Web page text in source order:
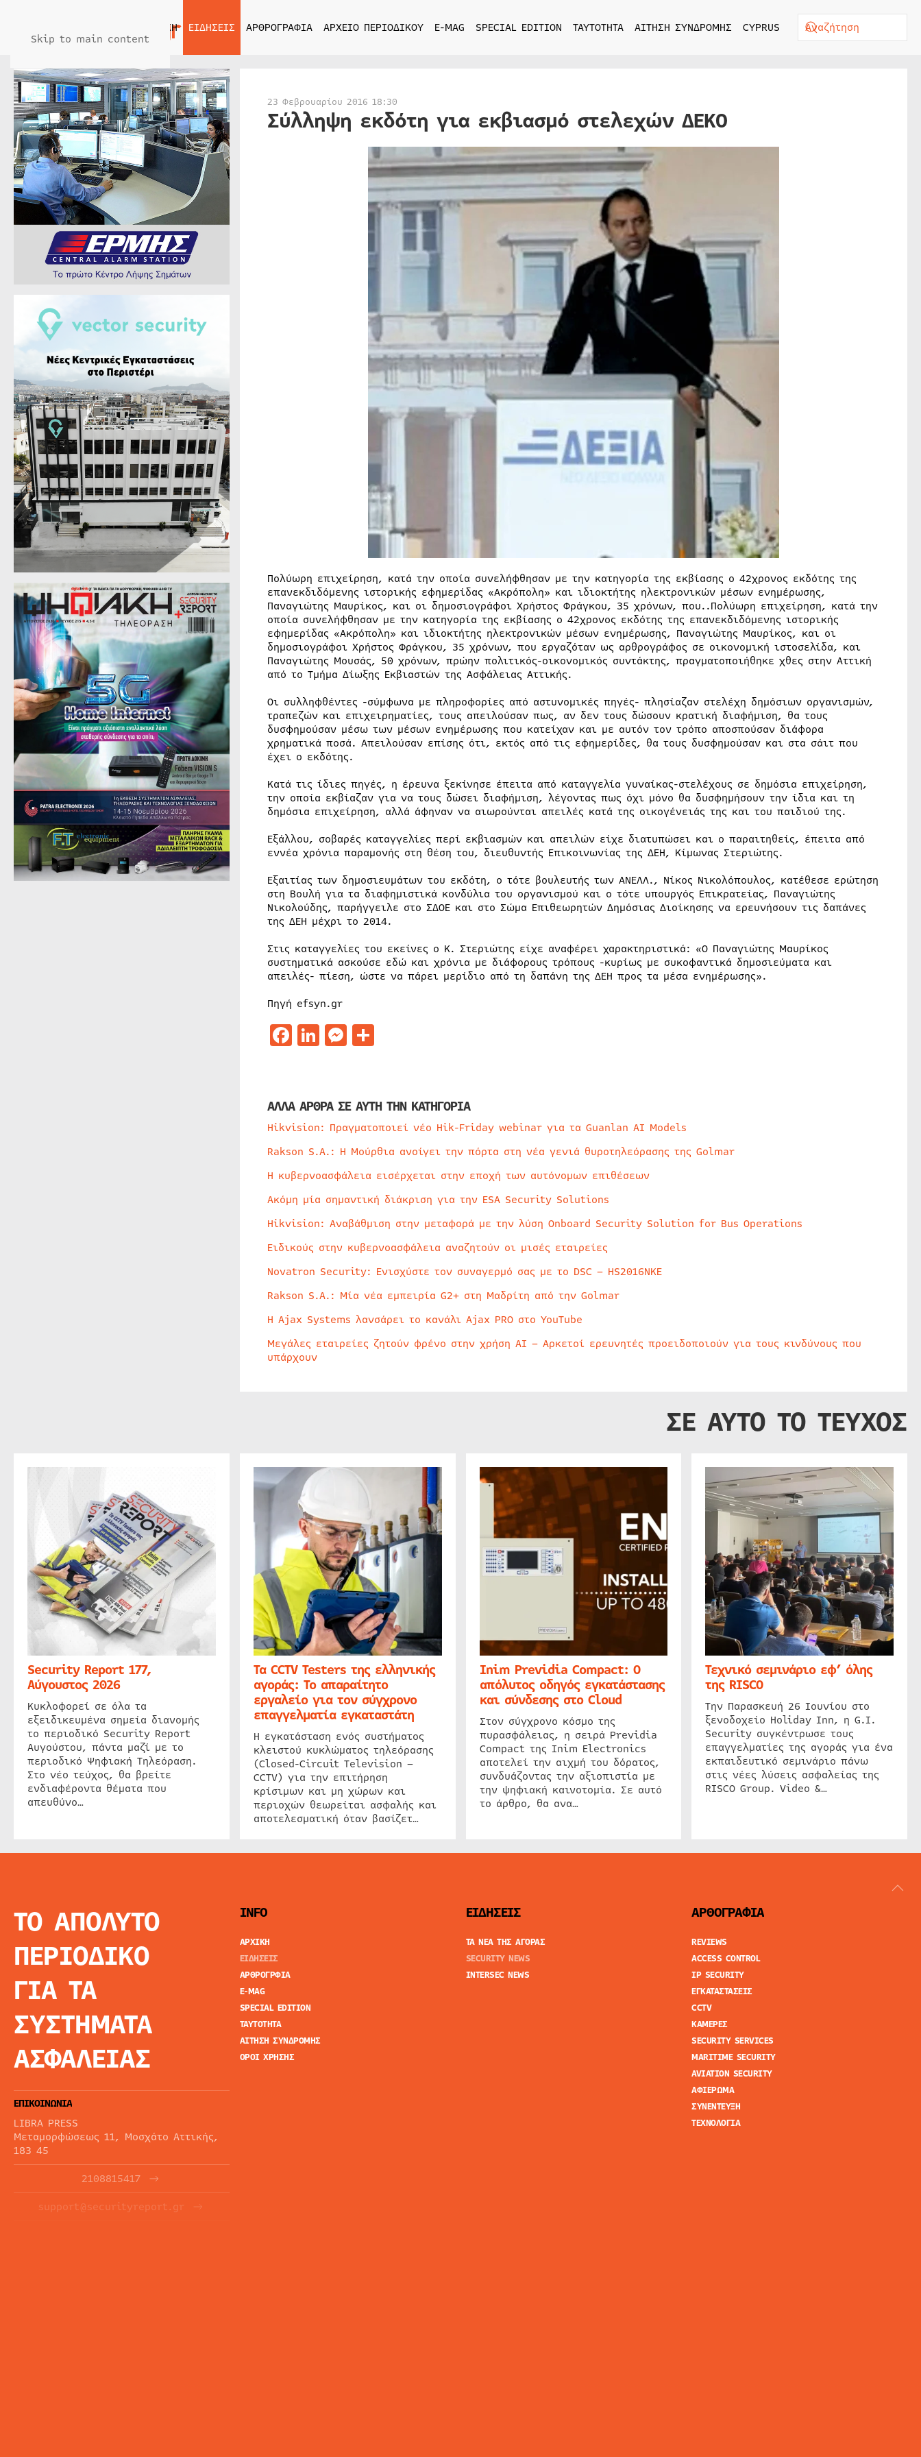
Skip to main content
ΑΡΧΙΚΗ ΕΙΔΗΣΕΙΣ ΑΡΘΡΟΓΡΑΦΙΑ ΑΡΧΕΙΟ ΠΕΡΙΟΔΙΚΟΥ E-MAG SPECIAL EDITION ΤΑΥΤΟΤΗΤΑ ΑΙΤΗΣΗ ΣΥΝΔΡΟΜΗΣ CYPRUS
23 Φεβρουαρίου 2016 18:30
Σύλληψη εκδότη για εκβιασμό στελεχών ΔΕΚΟ
Πολύωρη επιχείρηση, κατά την οποία συνελήφθησαν με την κατηγορία της εκβίασης ο 42χρονος εκδότης της
επανεκδιδόμενης ιστορικής εφημερίδας «Ακρόπολη» και ιδιοκτήτης ηλεκτρονικών μέσων ενημέρωσης,
Παναγιώτης Μαυρίκος, και οι δημοσιογράφοι Χρήστος Φράγκου, 35 χρόνων, που..Πολύωρη επιχείρηση, κατά την
οποία συνελήφθησαν με την κατηγορία της εκβίασης ο 42χρονος εκδότης της επανεκδιδόμενης ιστορικής
εφημερίδας «Ακρόπολη» και ιδιοκτήτης ηλεκτρονικών μέσων ενημέρωσης, Παναγιώτης Μαυρίκος, και οι
δημοσιογράφοι Χρήστος Φράγκου, 35 χρόνων, που εργαζόταν ως αρθρογράφος σε οικονομική ιστοσελίδα, και
Παναγιώτης Μουσάς, 50 χρόνων, πρώην πολιτικός-οικονομικός συντάκτης, πραγματοποιήθηκε χθες στην Αττική
από το Τμήμα Δίωξης Εκβιαστών της Ασφάλειας Αττικής.
Οι συλληφθέντες -σύμφωνα με πληροφορίες από αστυνομικές πηγές- πλησίαζαν στελέχη δημόσιων οργανισμών,
τραπεζών και επιχειρηματίες, τους απειλούσαν πως, αν δεν τους δώσουν κρατική διαφήμιση, θα τους
δυσφημούσαν μέσω των μέσων ενημέρωσης που κατείχαν και με αυτόν τον τρόπο αποσπούσαν διάφορα
χρηματικά ποσά. Απειλούσαν επίσης ότι, εκτός από τις εφημερίδες, θα τους δυσφημούσαν και στα σάιτ που
έχει ο εκδότης.
Κατά τις ίδιες πηγές, η έρευνα ξεκίνησε έπειτα από καταγγελία γυναίκας-στελέχους σε δημόσια επιχείρηση,
την οποία εκβίαζαν για να τους δώσει διαφήμιση, λέγοντας πως όχι μόνο θα δυσφημήσουν την ίδια και τη
δημόσια επιχείρηση, αλλά άφηναν να αιωρούνται απειλές κατά της οικογένειάς της και του παιδιού της.
Εξάλλου, σοβαρές καταγγελίες περί εκβιασμών και απειλών είχε διατυπώσει και ο παραιτηθείς, έπειτα από
εννέα χρόνια παραμονής στη θέση του, διευθυντής Επικοινωνίας της ΔΕΗ, Κίμωνας Στεριώτης.
Εξαιτίας των δημοσιευμάτων του εκδότη, ο τότε βουλευτής των ΑΝΕΛΛ., Νίκος Νικολόπουλος, κατέθεσε ερώτηση
στη Βουλή για τα διαφημιστικά κονδύλια του οργανισμού και ο τότε υπουργός Επικρατείας, Παναγιώτης
Νικολούδης, παρήγγειλε στο ΣΔΟΕ και στο Σώμα Επιθεωρητών Δημόσιας Διοίκησης να ερευνήσουν τις δαπάνες
της ΔΕΗ μέχρι το 2014.
Στις καταγγελίες του εκείνες ο Κ. Στεριώτης είχε αναφέρει χαρακτηριστικά: «Ο Παναγιώτης Μαυρίκος
συστηματικά ασκούσε εδώ και χρόνια με διάφορους τρόπους -κυρίως με συκοφαντικά δημοσιεύματα και
απειλές- πίεση, ώστε να πάρει μερίδιο από τη δαπάνη της ΔΕΗ προς τα μέσα ενημέρωσης».
Πηγή efsyn.gr
Facebook
LinkedIn
Messenger
Μοιραστείτε
ΑΛΛΑ ΑΡΘΡΑ ΣΕ ΑΥΤΗ ΤΗΝ ΚΑΤΗΓΟΡΙΑ
Hikvision: Πραγματοποιεί νέο Hik-Friday webinar για τα Guanlan AI Models
Rakson S.A.: Η Μούρθια ανοίγει την πόρτα στη νέα γενιά θυροτηλεόρασης της Golmar
Η κυβερνοασφάλεια εισέρχεται στην εποχή των αυτόνομων επιθέσεων
Ακόμη μία σημαντική διάκριση για την ESA Security Solutions
Hikvision: Αναβάθμιση στην μεταφορά με την λύση Onboard Security Solution for Bus Operations
Ειδικούς στην κυβερνοασφάλεια αναζητούν οι μισές εταιρείες
Novatron Security: Ενισχύστε τον συναγερμό σας με το DSC – HS2016NKE
Rakson S.A.: Μία νέα εμπειρία G2+ στη Μαδρίτη από την Golmar
Η Ajax Systems λανσάρει το κανάλι Ajax PRO στο YouTube
Μεγάλες εταιρείες ζητούν φρένο στην χρήση AI – Αρκετοί ερευνητές προειδοποιούν για τους κινδύνους που
υπάρχουν
ΣΕ ΑΥΤΟ ΤΟ ΤΕΥΧΟΣ
Security Report 177,
Αύγουστος 2026
Κυκλοφορεί σε όλα τα
εξειδικευμένα σημεία διανομής
το περιοδικό Security Report
Αυγούστου, πάντα μαζί με το
περιοδικό Ψηφιακή Τηλεόραση.
Στο νέο τεύχος, θα βρείτε
ενδιαφέροντα θέματα που
απευθύνο…
Τα CCTV Testers της ελληνικής
αγοράς: Το απαραίτητο
εργαλείο για τον σύγχρονο
επαγγελματία εγκαταστάτη
Η εγκατάσταση ενός συστήματος
κλειστού κυκλώματος τηλεόρασης
(Closed-Circuit Television –
CCTV) για την επιτήρηση
κρίσιμων και μη χώρων και
περιοχών θεωρείται ασφαλής και
αποτελεσματική όταν βασίζετ…
Inim Previdia Compact: Ο
απόλυτος οδηγός εγκατάστασης
και σύνδεσης στο Cloud
Στον σύγχρονο κόσμο της
πυρασφάλειας, η σειρά Previdia
Compact της Inim Electronics
αποτελεί την αιχμή του δόρατος,
συνδυάζοντας την αξιοπιστία με
την ψηφιακή καινοτομία. Σε αυτό
το άρθρο, θα ανα…
Τεχνικό σεμινάριο εφ’ όλης
της RISCO
Την Παρασκευή 26 Ιουνίου στο
ξενοδοχείο Holiday Inn, η G.I.
Security συγκέντρωσε τους
επαγγελματίες της αγοράς για ένα
εκπαιδευτικό σεμινάριο πάνω
στις νέες λύσεις ασφαλείας της
RISCO Group. Video &…
ΤΟ ΑΠΟΛΥΤΟ
ΠΕΡΙΟΔΙΚΟ
ΓΙΑ ΤΑ
ΣΥΣΤΗΜΑΤΑ
ΑΣΦΑΛΕΙΑΣ
ΕΠΙΚΟΙΝΩΝΙΑ
LIBRA PRESS
Μεταμορφώσεως 11, Μοσχάτο Αττικής,
183 45
2108815417
support@securityreport.gr
INFO
ΑΡΧΙΚΗ
ΕΙΔΗΣΕΙΣ
ΑΡΘΡΟΓΡΦΙΑ
E-MAG
SPECIAL EDITION
ΤΑΥΤΟΤΗΤΑ
ΑΙΤΗΣΗ ΣΥΝΔΡΟΜΗΣ
ΟΡΟΙ ΧΡΗΣΗΣ
ΕΙΔΗΣΕΙΣ
ΤΑ ΝΕΑ ΤΗΣ ΑΓΟΡΑΣ
SECURITY NEWS
INTERSEC NEWS
ΑΡΘΟΓΡΑΦΙΑ
REVIEWS
ACCESS CONTROL
IP SECURITY
ΕΓΚΑΤΑΣΤΑΣΕΙΣ
CCTV
ΚΑΜΕΡΕΣ
SECURITY SERVICES
MARITIME SECURITY
AVIATION SECURITY
ΑΦΙΕΡΩΜΑ
ΣΥΝΕΝΤΕΥΞΗ
ΤΕΧΝΟΛΟΓΙΑ